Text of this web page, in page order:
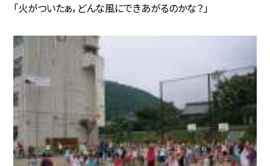
「火がついたぁ，どんな風にできあがるのかな？」